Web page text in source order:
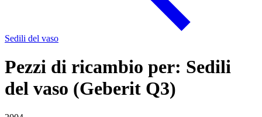
Sedili del vaso
Pezzi di ricambio per: Sedili
del vaso (Geberit Q3)